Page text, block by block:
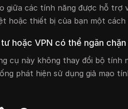
giữa các tính năng được hỗ
hoặc thiết bị của bạn một cách
hoặc VPN có thể ngăn
cụ này không thay đổi bộ tính
phát hiện sử dụng giả mạo